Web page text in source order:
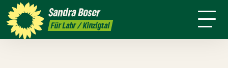
SandraBoser
Für Lahr / Kinzigtal
Presse Kontakt Termine
mich